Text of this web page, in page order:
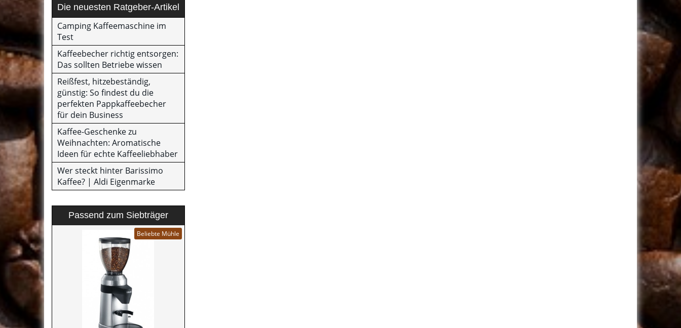
Die neuesten Ratgeber-Artikel
Camping Kaffeemaschine im
Test
Kaffeebecher richtig entsorgen:
Das sollten Betriebe wissen
Reißfest, hitzebeständig,
günstig: So findest du die
perfekten Pappkaffeebecher
für dein Business
Kaffee-Geschenke zu
Weihnachten: Aromatische
Ideen für echte Kaffeeliebhaber
Wer steckt hinter Barissimo
Kaffee? | Aldi Eigenmarke
Passend zum Siebträger
Beliebte Mühle